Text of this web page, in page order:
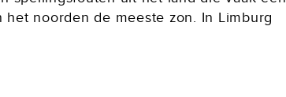
noorden de meeste zon. In Limburg